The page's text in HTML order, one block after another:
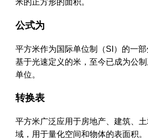
米的正方形的面积。
公式为
平方米作为国际单位制（SI）的一部
基于光速定义的米，至今已成为公
单位。
转换表
平方米广泛应用于房地产、建筑、
域，用于量化空间和物体的表面积。